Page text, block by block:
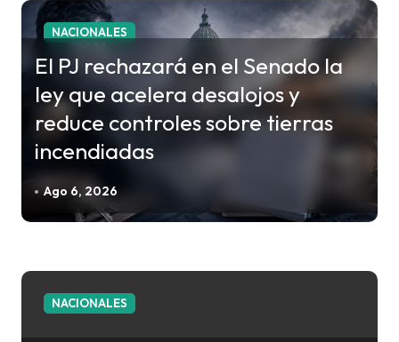
a
d
a
NACIONALES
El PJ rechazará en el Senado la
ley que acelera desalojos y
reduce controles sobre tierras
incendiadas
Ago 6, 2026
NACIONALES